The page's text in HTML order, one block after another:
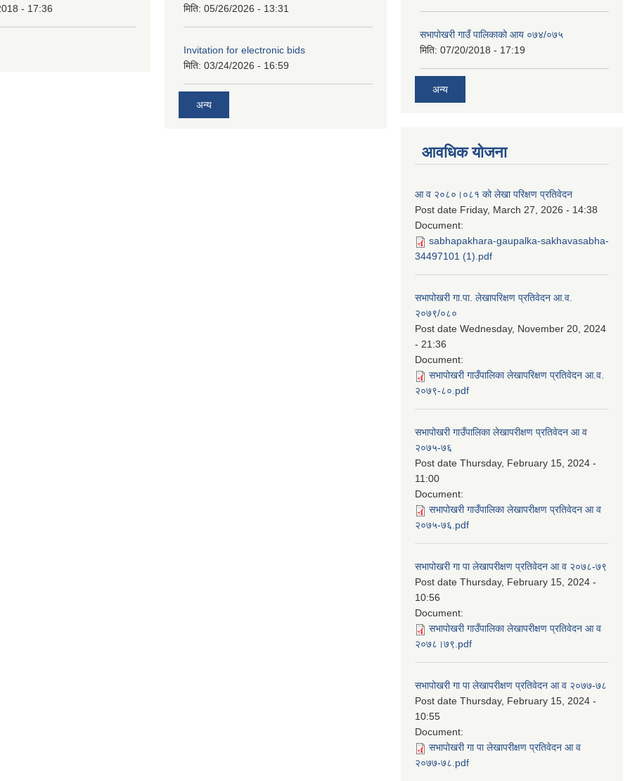
- 17:36
मिति: 05/26/2026 - 13:31
Invitation for electronic bids
मिति: 03/24/2026 - 16:59
अन्य
सभापोखरी गाउँ पालिकाको आय ०७४/०७५
मिति: 07/20/2018 - 17:19
अन्य
आवधिक योजना
आ व २०८०।०८१ को लेखा परिक्षण प्रतिवेदन
Post date Friday, March 27, 2026 - 14:38
Document:
sabhapakhara-gaupalka-sakhavasabha-
34497101 (1).pdf
सभापोखरी गा.पा. लेखापरिक्षण प्रतिवेदन आ.व.
२०७९/०८०
Post date Wednesday, November 20, 2024
- 21:36
Document:
सभापोखरी गाउँपालिका लेखापरिक्षण प्रतिवेदन आ.व.
२०७९-८०.pdf
सभापोखरी गाउँपालिका लेखापरीक्षण प्रतिवेदन आ व
२०७५-७६
Post date Thursday, February 15, 2024 -
11:00
Document:
सभापोखरी गाउँपालिका लेखापरीक्षण प्रतिवेदन आ व
२०७५-७६.pdf
सभापोखरी गा पा लेखापरीक्षण प्रतिवेदन आ व २०७८-७९
Post date Thursday, February 15, 2024 -
10:56
Document:
सभापोखरी गाउँपालिका लेखापरीक्षण प्रतिवेदन आ व
२०७८।७९.pdf
सभापोखरी गा पा लेखापरीक्षण प्रतिवेदन आ व २०७७-७८
Post date Thursday, February 15, 2024 -
10:55
Document:
सभापोखरी गा पा लेखापरीक्षण प्रतिवेदन आ व
२०७७-७८.pdf